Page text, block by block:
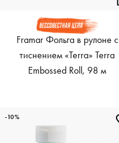
Framar Фольга в рулоне с
тиснением «Terra» Terra
Embossed Roll, 98 м
-10%